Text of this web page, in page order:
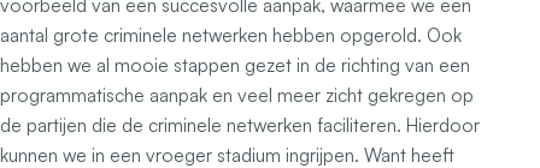
voorbeeld van een succesvolle aanpak, waarmee we een
aantal grote criminele netwerken hebben opgerold. Ook
hebben we al mooie stappen gezet in de richting van een
programmatische aanpak en veel meer zicht gekregen op
de partijen die de criminele netwerken faciliteren. Hierdoor
kunnen we in een vroeger stadium ingrijpen. Want heeft